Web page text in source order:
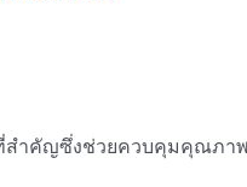
ำคัญซึ่งช่วยควบคุมคุณภา